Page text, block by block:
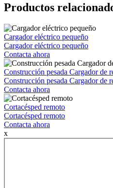
Productos
Cargador eléctrico pequeño
Cargador eléctrico pequeño
Contacta ahora
Construcción pesada Cargador de
Construcción pesada Cargador de
Contacta ahora
Cortacésped remoto
Cortacésped remoto
Contacta ahora
x